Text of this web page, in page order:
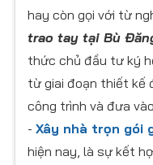
hay còn gọi với từ
trao tay tại Bù
thức chủ đầu tư ký
từ giai đoạn thiết kế
công trình và đưa
- Xây nhà trọn gói
hiện nay, là sự kết